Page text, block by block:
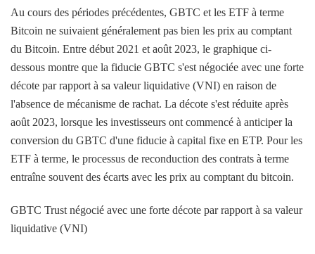
Au cours des périodes précédentes, GBTC et les ETF à terme
Bitcoin ne suivaient généralement pas bien les prix au comptant
du Bitcoin. Entre début 2021 et août 2023, le graphique ci-
dessous montre que la fiducie GBTC s'est négociée avec une forte
décote par rapport à sa valeur liquidative (VNI) en raison de
l'absence de mécanisme de rachat. La décote s'est réduite après
août 2023, lorsque les investisseurs ont commencé à anticiper la
conversion du GBTC d'une fiducie à capital fixe en ETP. Pour les
ETF à terme, le processus de reconduction des contrats à terme
entraîne souvent des écarts avec les prix au comptant du bitcoin.
GBTC Trust négocié avec une forte décote par rapport à sa valeur
liquidative (VNI)